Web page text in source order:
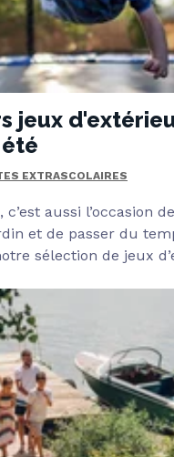
jeux
EXTRASCOLAIRES
c’est aussi l’occasion de
et de passer du
sélection de jeux